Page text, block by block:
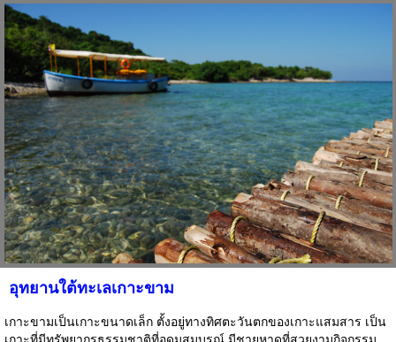
อุทยานใต้ทะเลเกาะขาม
เกาะขามเป็นเกาะขนาดเล็ก ตั้งอยู่ทางทิศตะวันตกของเกาะแสมสาร เป็น